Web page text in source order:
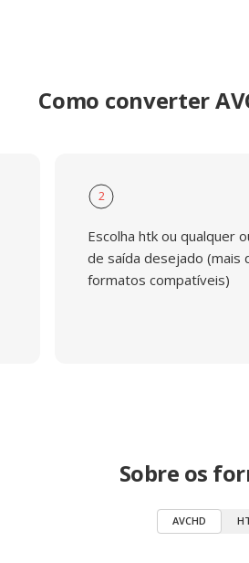
Como converter
2
Escolha htk ou qualquer
de saída desejado (mais
formatos compatíveis)
Sobre os
AVCHD